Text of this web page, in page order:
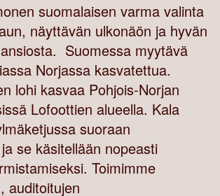
suomalaisen varma valinta
näyttävän ulkonäön ja hyvän
Suomessa myytävä
Norjassa kasvatettua.
lohi kasvaa Pohjois-Norjan
Lofoottien alueella. Kala
suoraan
se käsitellään nopeasti
Toimimme
auditoitujen